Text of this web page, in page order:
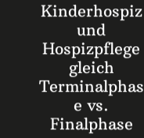
Kinderhospiz
und
Hospizpflege
gleich
Terminalphas
e vs.
Finalphase